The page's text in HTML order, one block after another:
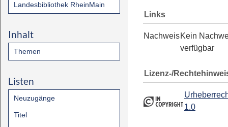
Landesbibliothek RheinMain
Inhalt
Themen
Listen
Neuzugänge
Titel
Links
NachweisKein
verfügbar
Lizenz-/
1.0